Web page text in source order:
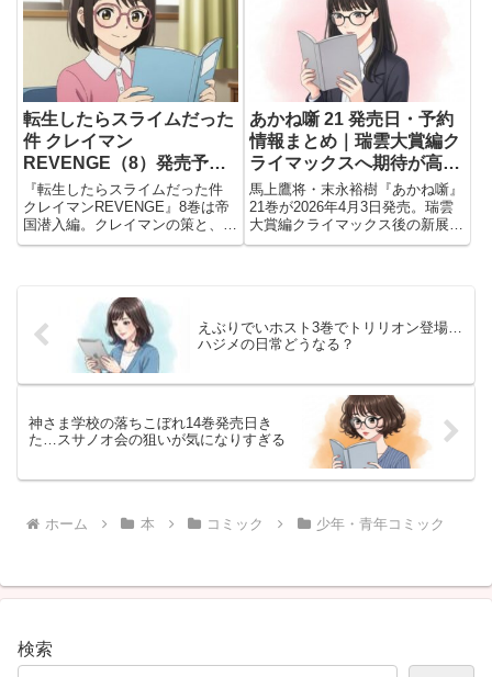
価値を判断できるよう紹介
を語ります。
転生したらスライムだった
件 クレイマン
REVENGE（8）発売予
定！帝国潜入編が本格始動
する注目の最新巻
『転生したらスライムだった件
クレイマンREVENGE』8巻は帝
国潜入編。クレイマンの策と、ク
オ＆レインの諜報任務が新たな局
あかね噺 21 発売日・予約
情報まとめ｜瑞雲大賞編ク
ライマックスへ期待が高ま
る最新巻
馬上鷹将・末永裕樹『あかね噺』
21巻が2026年4月3日発売。瑞雲
大賞編クライマックス後の新展開
に注目。朱音やからしの成長と落
えぶりでいホスト3巻でトリリオン登場…
ハジメの日常どうなる？
神さま学校の落ちこぼれ14巻発売日き
た…スサノオ会の狙いが気になりすぎる
ホーム 本 コミック 少年・青年コミック
検索